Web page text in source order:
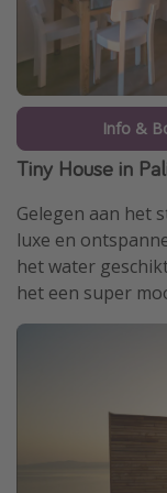
Info &
Tiny House in
Gelegen aan het
luxe en
het water
het een super